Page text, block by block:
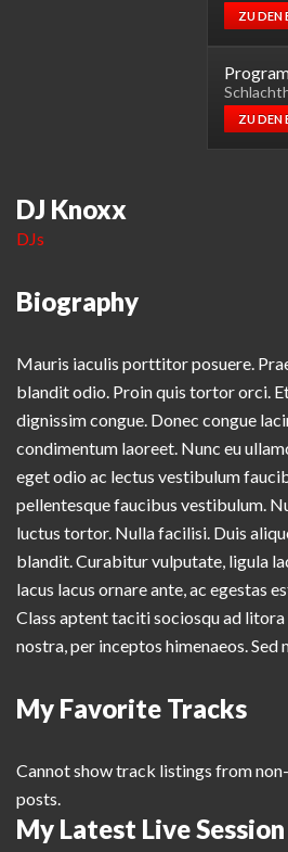
ZU DEN
ZU DEN
DJ Knoxx
DJs
Biography
Mauris iaculis porttitor posuere.
blandit odio. Proin quis tortor orci.
dignissim congue. Donec congue
condimentum laoreet. Nunc eu
eget odio ac lectus vestibulum
pellentesque faucibus vestibulum.
luctus tortor. Nulla facilisi. Duis
blandit. Curabitur vulputate, ligula
lacus lacus ornare ante, ac egestas
Class aptent taciti sociosqu ad
nostra, per inceptos himenaeos. Sed
My Favorite Tracks
Cannot show track listings from
posts.
My Latest Live Session